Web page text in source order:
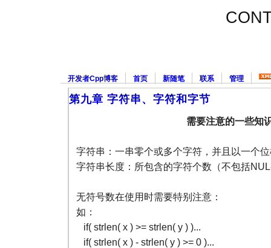
开发者Cpp博客 首页 新随笔 联系 管理
第九章 字符串、字符和字节
需要注意的一些知
字符串：一串零个或多个字符，并且以一个
字符串长度：所包含的字符个数（不包括
无符号数在使用时需要特别注意：
如：
if( strlen( x ) >= strlen( y ) )...
if( strlen( x ) - strlen( y ) >= 0 )...